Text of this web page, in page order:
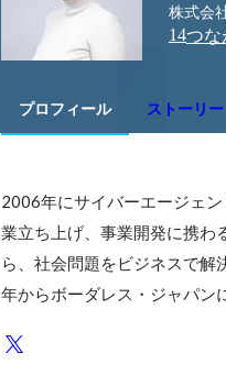
株式会
14つな
プロフィール ストーリ
2006年にサイバーエージェ
業立ち上げ、事業開発に携わ
ら、社会問題をビジネスで
年からボーダレス・ジャパン